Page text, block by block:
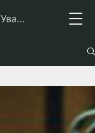
Увайсці